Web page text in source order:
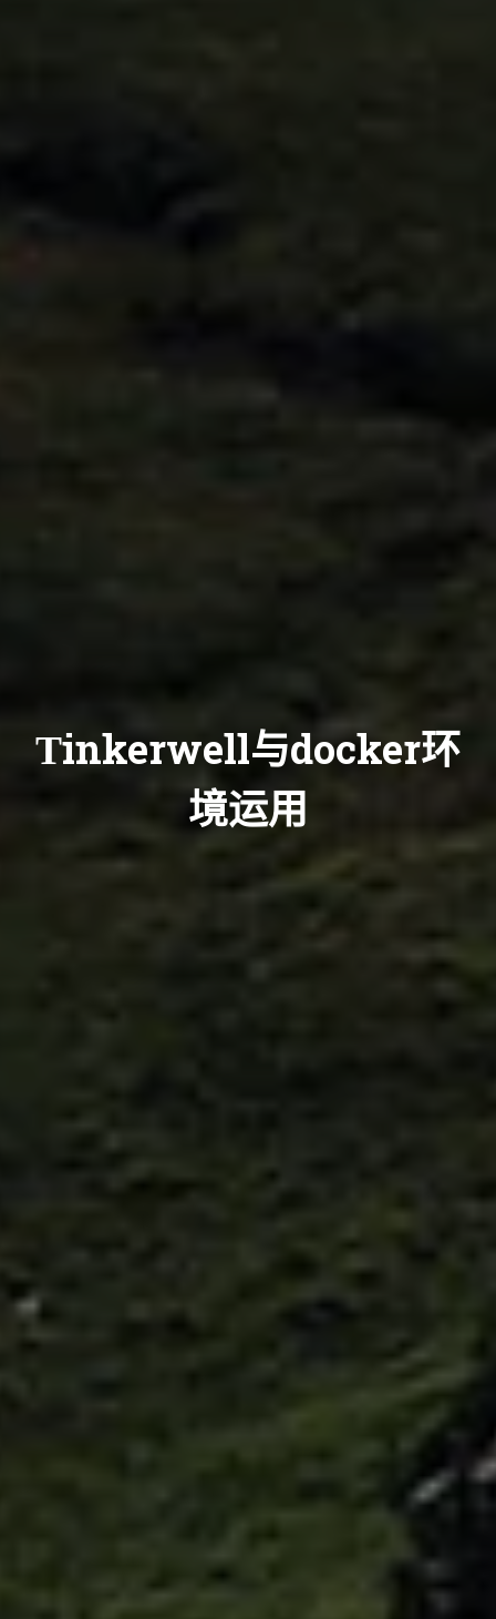
Tinkerwell与docker环
境运用